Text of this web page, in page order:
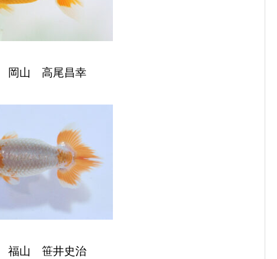
岡山 高尾昌幸
福山 笹井史治